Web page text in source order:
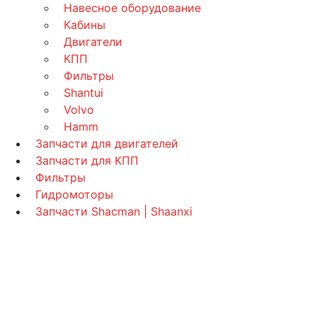
Навесное оборудование
Кабины
Двигатели
КПП
Фильтры
Shantui
Volvo
Hamm
Запчасти для двигателей
Запчасти для КПП
Фильтры
Гидромоторы
Запчасти Shacman | Shaanxi